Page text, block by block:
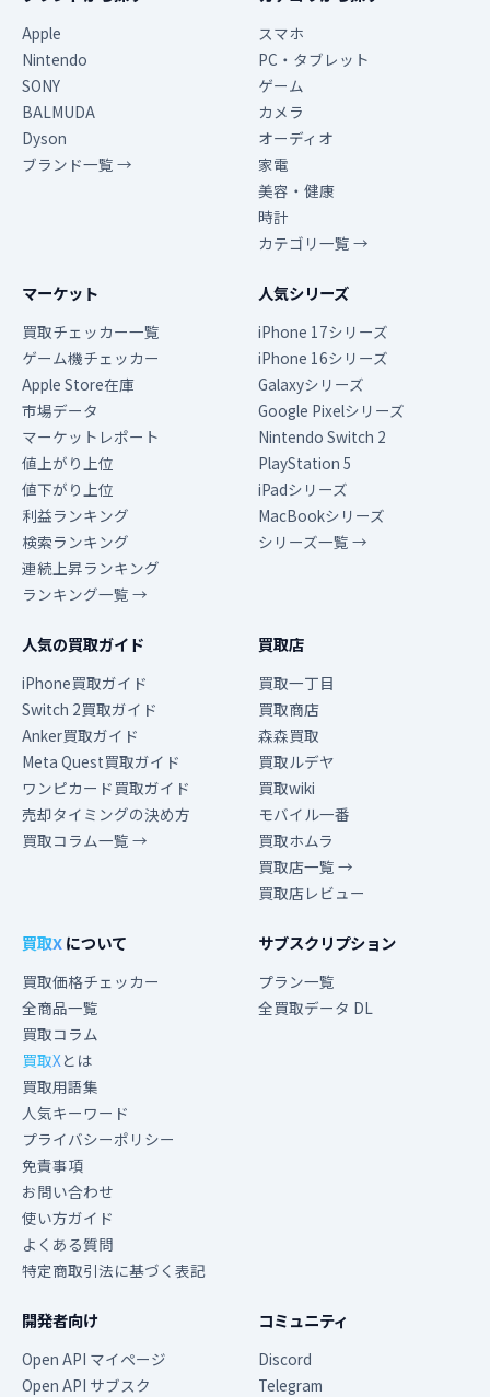
Apple
Nintendo
SONY
BALMUDA
Dyson
ブランド一覧 →
スマホ
PC・タブレット
ゲーム
カメラ
オーディオ
家電
美容・健康
時計
カテゴリ一覧 →
マーケット
買取チェッカー一覧
ゲーム機チェッカー
Apple Store在庫
市場データ
マーケットレポート
値上がり上位
値下がり上位
利益ランキング
検索ランキング
連続上昇ランキング
ランキング一覧 →
人気シリーズ
iPhone 17シリーズ
iPhone 16シリーズ
Galaxyシリーズ
Google Pixelシリーズ
Nintendo Switch 2
PlayStation 5
iPadシリーズ
MacBookシリーズ
シリーズ一覧 →
人気の買取ガイド
iPhone買取ガイド
Switch 2買取ガイド
Anker買取ガイド
Meta Quest買取ガイド
ワンピカード買取ガイド
売却タイミングの決め方
買取コラム一覧 →
買取店
買取一丁目
買取商店
森森買取
買取ルデヤ
買取wiki
モバイル一番
買取ホムラ
買取店一覧 →
買取店レビュー
買取Xについて
買取価格チェッカー
全商品一覧
買取コラム
買取Xとは
買取用語集
人気キーワード
プライバシーポリシー
免責事項
お問い合わせ
使い方ガイド
よくある質問
特定商取引法に基づく表記
サブスクリプション
プラン一覧
全買取データ DL
開発者向け
Open API マイページ
Open API サブスク
コミュニティ
Discord
Telegram